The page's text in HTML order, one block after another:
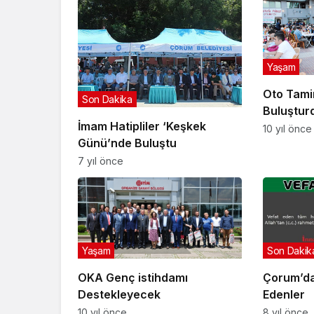
İmam Hatipliler ‘Keşkek
Günü’nde Buluştu
Son Dakika
7 yıl önce
Oto
Yaşam
10 yıl önce
OKA Genç istihdamı
Destekleyecek
Yaşam
Edenler
Son